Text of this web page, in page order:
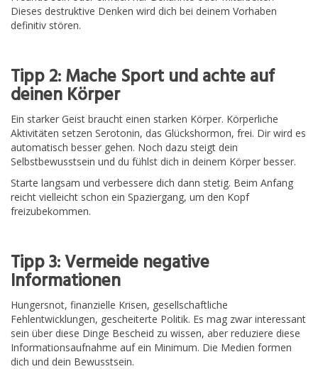
Dieses destruktive Denken wird dich bei deinem Vorhaben
definitiv stören.
Tipp 2: Mache Sport und achte auf
deinen Körper
Ein starker Geist braucht einen starken Körper. Körperliche
Aktivitäten setzen Serotonin, das Glückshormon, frei. Dir wird es
automatisch besser gehen. Noch dazu steigt dein
Selbstbewusstsein und du fühlst dich in deinem Körper besser.
Starte langsam und verbessere dich dann stetig. Beim Anfang
reicht vielleicht schon ein Spaziergang, um den Kopf
freizubekommen.
Tipp 3: Vermeide negative
Informationen
Hungersnot, finanzielle Krisen, gesellschaftliche
Fehlentwicklungen, gescheiterte Politik. Es mag zwar interessant
sein über diese Dinge Bescheid zu wissen, aber reduziere diese
Informationsaufnahme auf ein Minimum. Die Medien formen
dich und dein Bewusstsein.